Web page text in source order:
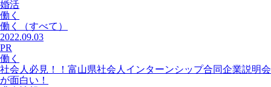
婚活
働く
働く
（すべて）
2022.09.03
PR
働く
社会人必見！！富山県社会人インターンシップ合同企業説明会
が面白い！